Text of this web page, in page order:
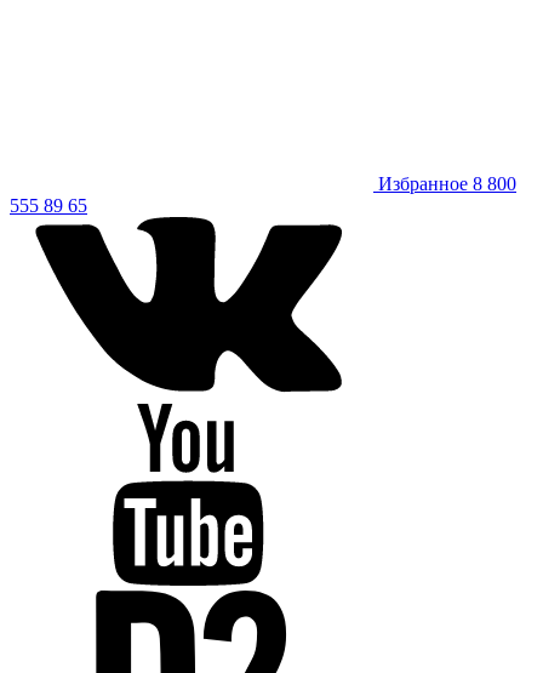
Избранное 8 800
555 89 65